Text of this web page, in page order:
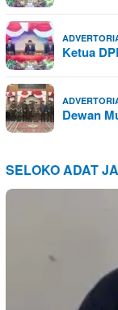
Ketua
Dewan
SELOKO ADAT